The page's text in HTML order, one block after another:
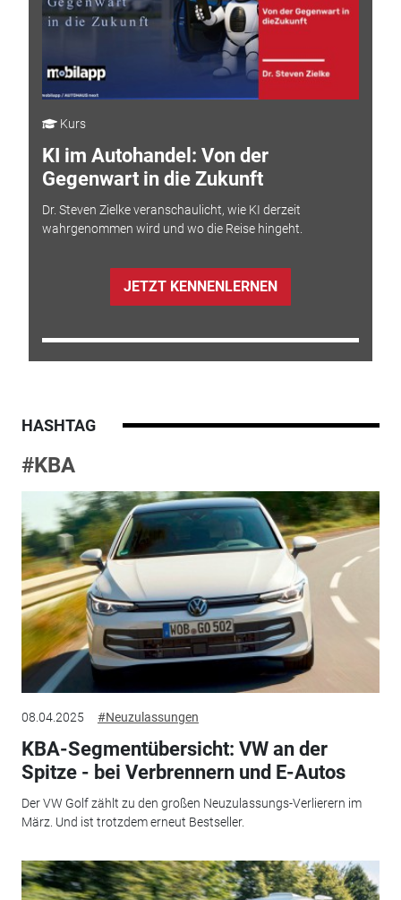
Kurs
KI im Autohandel: Von der
Gegenwart in die Zukunft
Dr. Steven Zielke veranschaulicht, wie KI derzeit
wahrgenommen wird und wo die Reise hingeht.
JETZT KENNENLERNEN
HASHTAG
#KBA
08.04.2025 #Neuzulassungen
KBA-Segmentübersicht: VW an der
Spitze - bei Verbrennern und E-Autos
Der VW Golf zählt zu den großen Neuzulassungs-Verlierern im
März. Und ist trotzdem erneut Bestseller.